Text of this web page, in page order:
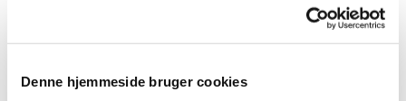
Denne hjemmeside bruger cookies
sammen med Jer – ikke fra enden til anden, men mere
diskuterer bibelen